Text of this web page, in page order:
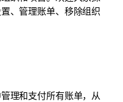
、管理账单、移除组织
理和支付所有账单，从